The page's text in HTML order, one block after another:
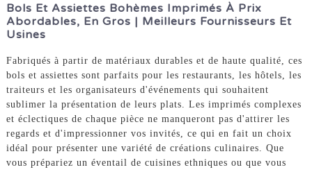
Bols Et Assiettes Bohèmes Imprimés À Prix
Abordables, En Gros | Meilleurs Fournisseurs Et
Usines
Fabriqués à partir de matériaux durables et de haute qualité, ces
bols et assiettes sont parfaits pour les restaurants, les hôtels, les
traiteurs et les organisateurs d'événements qui souhaitent
sublimer la présentation de leurs plats. Les imprimés complexes
et éclectiques de chaque pièce ne manqueront pas d'attirer les
regards et d'impressionner vos invités, ce qui en fait un choix
idéal pour présenter une variété de créations culinaires. Que
vous prépariez un éventail de cuisines ethniques ou que vous